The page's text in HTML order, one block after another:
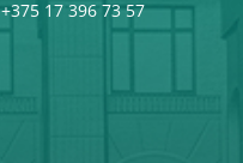
+375 17 396 73 57